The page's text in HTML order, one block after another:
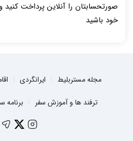
صورتحسابتان را آنلاین پرداخت
خود باشید
مجله مستربلیط ایرانگردی
ترفند ها و آموزش سفر برنامه